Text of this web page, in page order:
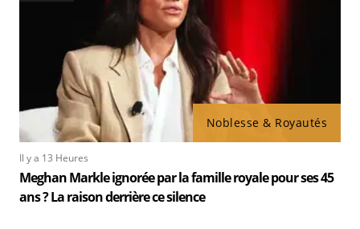
Noblesse & Royautés
Il y a 13 Heures
Meghan Markle ignorée par la famille royale pour ses 45
ans ? La raison derrière ce silence